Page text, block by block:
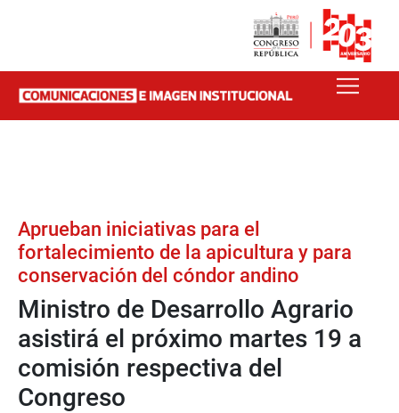
Aprueban iniciativas para el
fortalecimiento de la apicultura y para
conservación del cóndor andino
Ministro de Desarrollo Agrario
asistirá el próximo martes 19 a
comisión respectiva del
Congreso